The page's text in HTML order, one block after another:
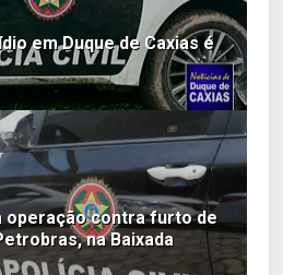
em Duque de Caxias é
operação contra furto de
na Baixada